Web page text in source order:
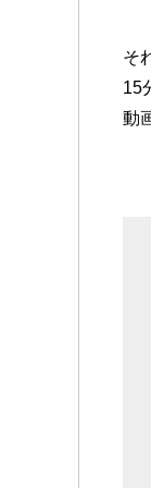
そ
15
動